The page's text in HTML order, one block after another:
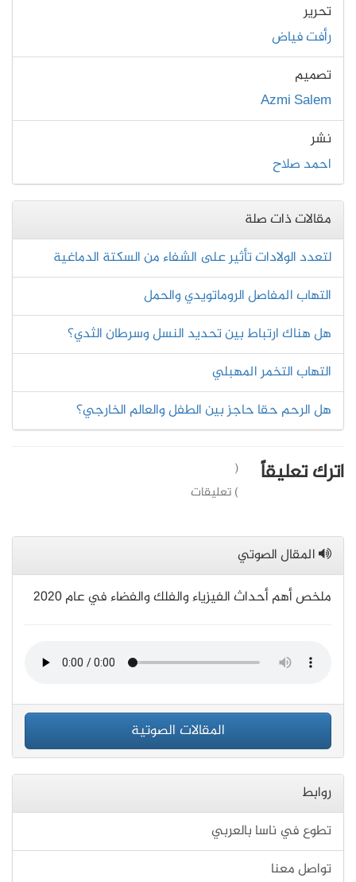
تحرير
رأفت فياض
تصميم
Azmi Salem
نشر
احمد صلاح
مقالات ذات صلة
لتعدد الولادات تأثير على الشفاء من السكتة الدماغية
التهاب المفاصل الروماتويدي والحمل
هل هناك ارتباط بين تحديد النسل وسرطان الثدي؟
التهاب التخمر المهبلي
هل الرحم حقا حاجز بين الطفل والعالم الخارجي؟
اترك تعليقاً
(
) تعليقات
المقال الصوتي
ملخص أهم أحداث الفيزياء والفلك والفضاء في عام 2020
المقالات الصوتية
روابط
تطوع في ناسا بالعربي
تواصل معنا